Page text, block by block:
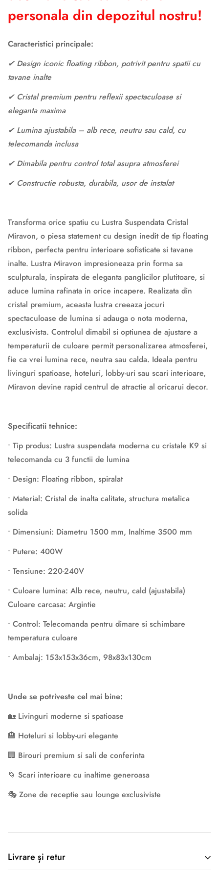
personala din depozitul nostru!
Caracteristici principale:
✔ Design iconic floating ribbon, potrivit pentru spatii cu
tavane inalte
✔ Cristal premium pentru reflexii spectaculoase si
eleganta maxima
✔ Lumina ajustabila – alb rece, neutru sau cald, cu
telecomanda inclusa
✔ Dimabila pentru control total asupra atmosferei
✔ Constructie robusta, durabila, usor de instalat
Transforma orice spatiu cu Lustra Suspendata Cristal
Miravon, o piesa statement cu design inedit de tip floating
ribbon, perfecta pentru interioare sofisticate si tavane
inalte. Lustra Miravon impresioneaza prin forma sa
sculpturala, inspirata de eleganta panglicilor plutitoare, si
aduce lumina rafinata in orice incapere. Realizata din
cristal premium, aceasta lustra creeaza jocuri
spectaculoase de lumina si adauga o nota moderna,
exclusivista. Controlul dimabil si optiunea de ajustare a
temperaturii de culoare permit personalizarea atmosferei,
fie ca vrei lumina rece, neutra sau calda. Ideala pentru
livinguri spatioase, hoteluri, lobby-uri sau scari interioare,
Miravon devine rapid centrul de atractie al oricarui decor.
Specificatii tehnice:
• Tip produs: Lustra suspendata moderna cu cristale K9 si
telecomanda cu 3 functii de lumina
• Design: Floating ribbon, spiralat
• Material: Cristal de inalta calitate, structura metalica
solida
• Dimensiuni: Diametru 1500 mm, Inaltime 3500 mm
• Putere: 400W
• Tensiune: 220-240V
• Culoare lumina: Alb rece, neutru, cald (ajustabila)
Culoare carcasa: Argintie
• Control: Telecomanda pentru dimare si schimbare
temperatura culoare
• Ambalaj: 153x153x36cm, 98x83x130cm
Unde se potriveste cel mai bine:
🏡 Livinguri moderne si spatioase
🏨 Hoteluri si lobby-uri elegante
🏢 Birouri premium si sali de conferinta
🌀 Scari interioare cu inaltime generoasa
🎭 Zone de receptie sau lounge exclusiviste
Livrare și retur